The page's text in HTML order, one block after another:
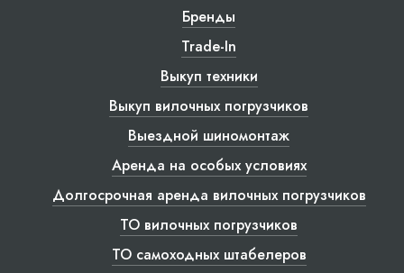
Бренды
Trade-In
Выкуп техники
Выкуп вилочных погрузчиков
Выездной шиномонтаж
Аренда на особых условиях
Долгосрочная аренда вилочных погрузчиков
ТО вилочных погрузчиков
ТО самоходных штабелеров